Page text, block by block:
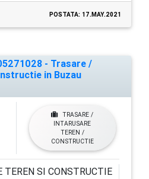
POSTATA: 17.MAY.2021
- Trasare /
in Buzau
TRASARE /
INTARUSARE
TEREN /
CONSTRUCTIE
TEREN SI CONSTRUCTIE